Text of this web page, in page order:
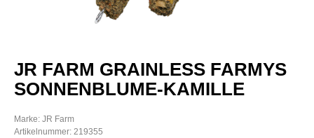
JR FARM GRAINLESS FARMYS
SONNENBLUME-KAMILLE
Marke: JR Farm
Artikelnummer: 219355